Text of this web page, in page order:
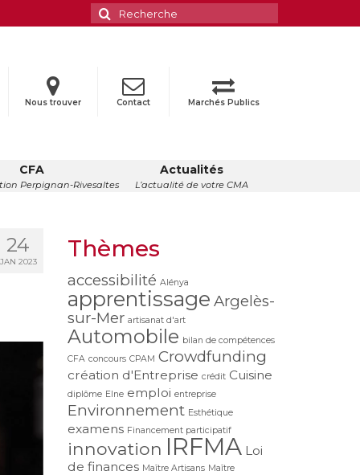
Rechercher
:
Nous trouver Contact Marchés Publics
CFA
Perpignan-Rivesaltes
Actualités
L’actualité de votre CMA
24
JAN 2023 Thèmes
accessibilité Alénya
apprentissage Argelès-
sur-Mer artisanat d'art
Automobile bilan de compétences
CFA concours CPAM Crowdfunding
création d'Entreprise crédit Cuisine
diplôme Elne emploi entreprise
Environnement Esthétique
examens Financement participatif
innovation IRFMA Loi
de finances Maître Artisans Maître